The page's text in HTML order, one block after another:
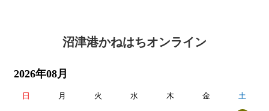
沼津港かねはちオンライン
2026年08月
日 月 火 水 木 金 土